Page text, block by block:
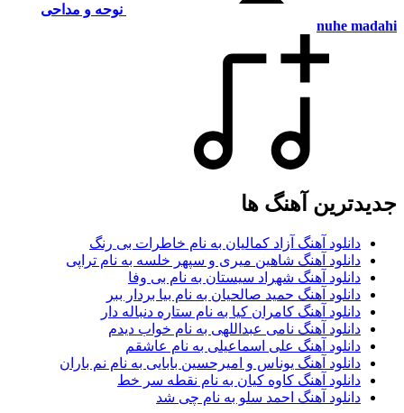
نوحه و مداحی
nuhe madahi
جدیدترین آهنگ ها
دانلود آهنگ آزاد کمالیان به نام خاطرات بی رنگ
دانلود آهنگ شاهین میری و سپهر خلسه به نام تراپی
دانلود آهنگ شهراد سیستان به نام بی وفا
دانلود آهنگ حمید صالحیان به نام بیا بردار ببر
دانلود آهنگ کامران کیا به نام ستاره دنباله دار
دانلود آهنگ نامی عبداللهی به نام خواب دیدم
دانلود آهنگ علی اسماعیلی به نام عاشقم
دانلود آهنگ یوناس و امیرحسین بابایی به نام نم باران
دانلود آهنگ کاوه کیان به نام نقطه سر خط
دانلود آهنگ احمد سلو به نام چی شد